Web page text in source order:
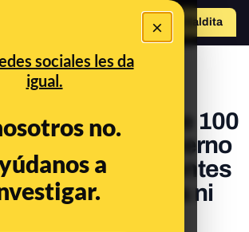
×
sociales les da
igual.
no.
a
Hazte Maldito
de una
indemnización de 100
euros del Gobierno
a los descendientes
del Rif ni ahora ni